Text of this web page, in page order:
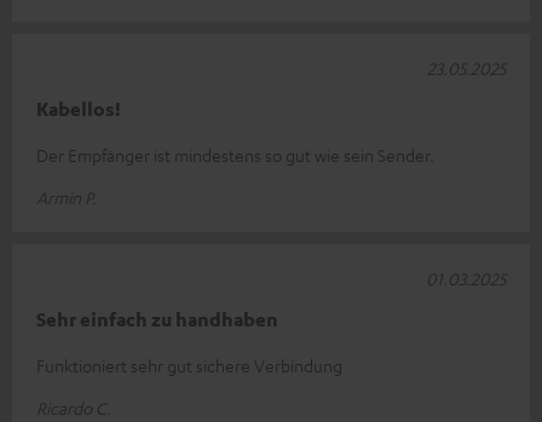
Kabellos!
Der Empfänger ist mindestens so gut wie sein Sender.
Armin P.
23.05.2025
Sehr einfach zu handhaben
Funktioniert sehr gut sichere Verbindung
Ricardo C.
01.03.2025